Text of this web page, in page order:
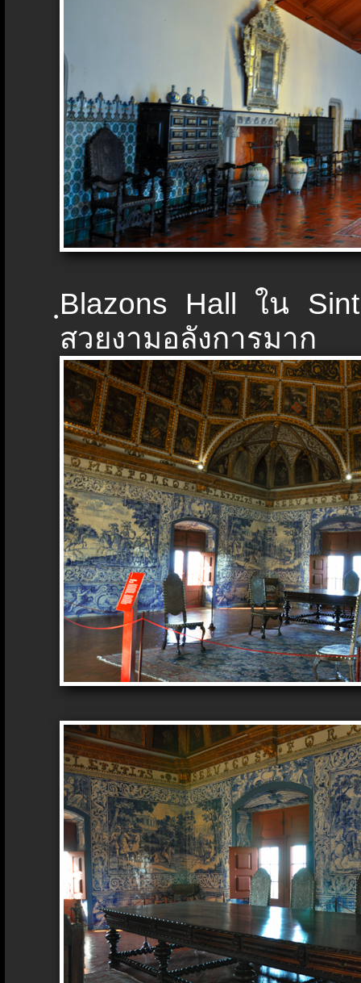
Blazons Hall ใน
สวยงามอลังการมาก